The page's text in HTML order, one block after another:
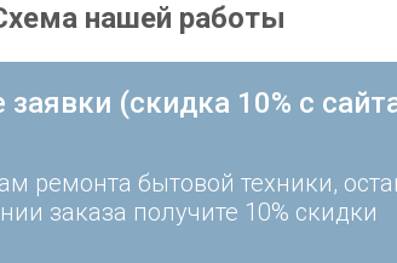
нашей работы
заявки (скидка 10% с
ремонта бытовой техники,
заказа получите 10% скидки